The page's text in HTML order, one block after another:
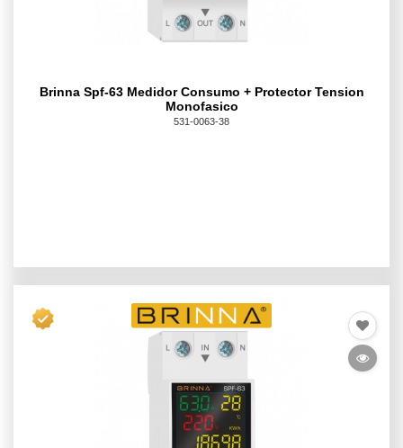
Brinna Spf-63 Medidor Consumo + Protector Tension
Monofasico
531-0063-38